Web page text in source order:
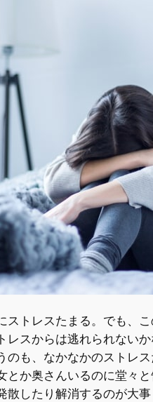
トレスたまる。 でも、
スからは逃れられない
も、なかなかのストレス
か奥さんいるのに堂々
したり解消するのが大事